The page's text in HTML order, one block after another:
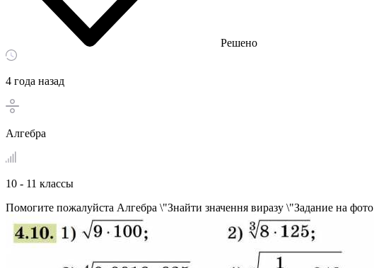
Решено
4 года назад
Алгебра
10 - 11 классы
Помогите пожалуйста Алгебра \"Знайти значення виразу \"Задание на фото​